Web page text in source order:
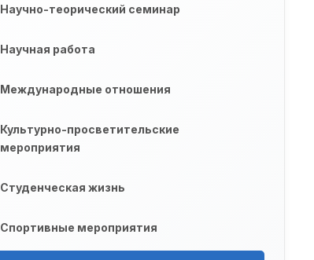
Научно-теорический семинар
Научная работа
Международные отношения
Культурно-просветительские
мероприятия
Студенческая жизнь
Спортивные мероприятия